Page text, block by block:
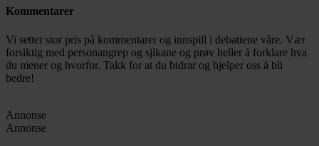
Kommentarer
Vi setter stor pris på kommentarer og innspill i debattene våre. Vær
forsiktig med personangrep og sjikane og prøv heller å forklare hva
du mener og hvorfor. Takk for at du bidrar og hjelper oss å bli
bedre!
Annonse
Annonse